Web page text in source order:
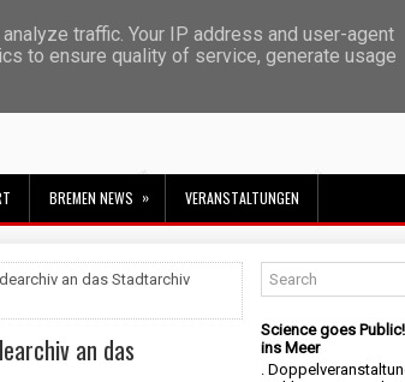
BREMEN NEWS » VERANSTALTUNGEN
an das Stadtarchiv
an das
Science goes
ins Meer
.
traffic. Your IP address and user-agent
to ensure quality of service, generate usage